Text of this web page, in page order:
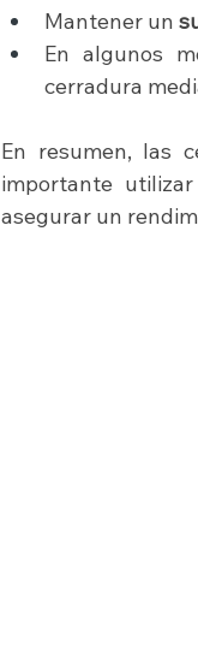
Mantener un
En algunos
cerradura
En resumen, las
importante
asegurar un